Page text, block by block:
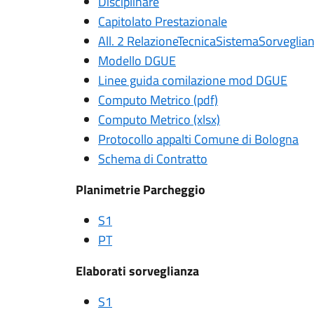
Capitolato Prestazionale
All. 2
Modello DGUE
Linee guida comilazione mod DGUE
Computo Metrico (pdf)
Computo Metrico (xlsx)
Protocollo appalti Comune di Bologna
Schema di Contratto
Planimetrie Parcheggio
S1
PT
Elaborati sorveglianza
S1